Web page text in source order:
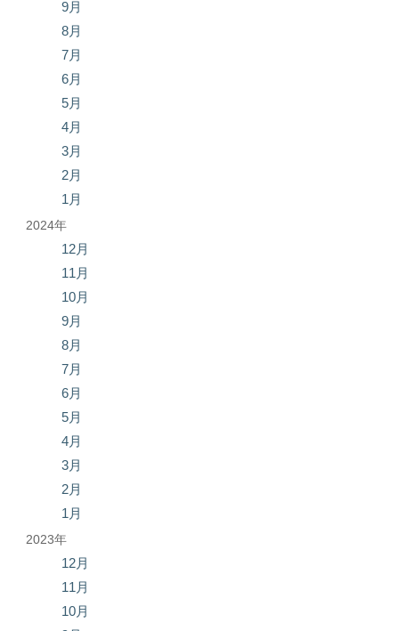
9月
8月
7月
6月
5月
4月
3月
2月
1月
2024年
12月
11月
10月
9月
8月
7月
6月
5月
4月
3月
2月
1月
2023年
12月
11月
10月